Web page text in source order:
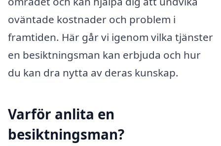
oväntade kostnader och problem i
framtiden. Här går vi igenom vilka tjänster
en besiktningsman kan erbjuda och hur
du kan dra nytta av deras kunskap.
Varför anlita en
besiktningsman?